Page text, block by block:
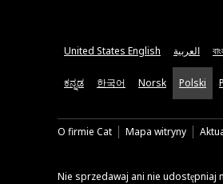
United States English العربية
ಕನ್ನಡ 한국어 Norsk Polski
O firmie Cat Mapa witryny
Nie sprzedawaj ani nie udostępniaj